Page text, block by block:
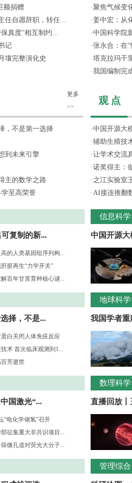
额捐赠
任自愿辞职，转任...
真度”相互制约...
记
壤完整演化史
更多
>>
，不是第一选择
到未来引擎
主的数学之路
至高荣誉
复制的新...
的人类基因组序列构...
脏再生“力学开关”
百年甘蔗育种核心谜...
择，不是...
白关闭人体免疫反应
术 首次临床观测到1...
芳逝世
国激光“...
“电化学储氢”召开
征集重大非共识项目...
微孔道对荧光大分子...
·聚焦气候变
·姜中宏：从
·中国科学院
·张永合：在“
·塔克拉玛干
·我国编制完
观 点
·中国开源大
·辅助生殖技
·让学术交流
·诺奖得主：
· 之江实验室
·AI接连推翻
信息科学
中国开源
地球科学
我国学者
数理科学
直播回放
管理综合